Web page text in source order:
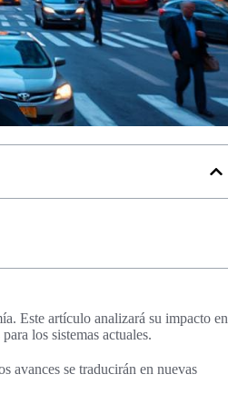
Este artículo analizará su impacto en
los sistemas actuales.
avances se traducirán en nuevas